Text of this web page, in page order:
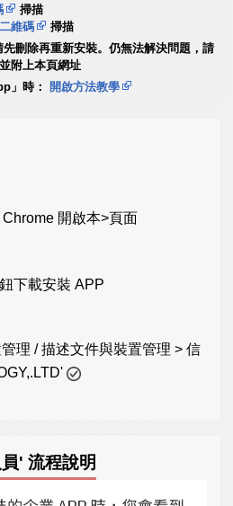
掃描
二維碼
掃描
刪除再重新安裝。仍無法解決問題，請
附上本頁網址
」時：
開啟方法教學
Chrome 開啟本>頁面
下載安裝 APP
理 / 描述文件與裝置管理 > 信
' 流程說明